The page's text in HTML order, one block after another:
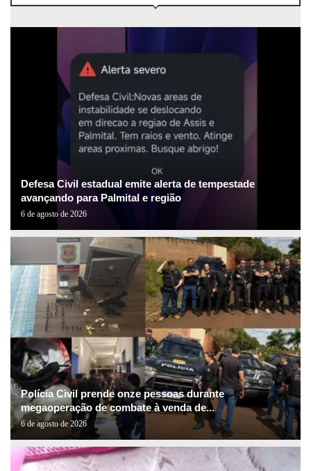
Defesa Civil estadual emite alerta de tempestade
avançando para Palmital e região
6 de agosto de 2026
Polícia Civil prende onze pessoas durante
megaoperação de combate à venda de...
6 de agosto de 2026